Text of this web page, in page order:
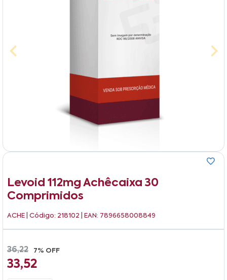
Levoid 112mg Achêcaixa 30
Comprimidos
ACHE | Código: 218102 | EAN: 7896658008849
36,22 7% OFF
33,52